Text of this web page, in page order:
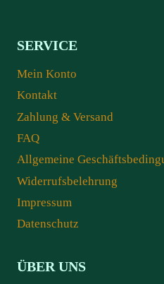
SERVICE
Mein Konto
Kontakt
Zahlung & Versand
FAQ
Allgemeine
Widerrufsbelehrung
Impressum
Datenschutz
ÜBER UNS